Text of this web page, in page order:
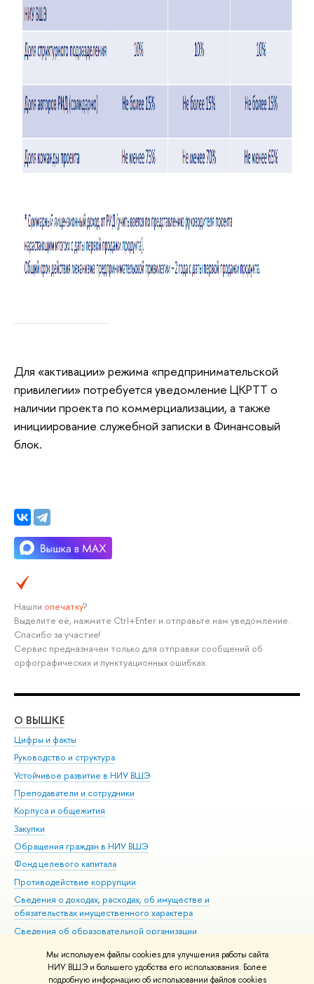
Мы используем файлы cookies для улучшения работы сайта
НИУ ВШЭ и большего удобства его использования. Более
подробную информацию об использовании файлов cookies
Для «активации» режима «предпринимательской
привилегии» потребуется уведомление ЦКРТТ о
наличии проекта по коммерциализации, а также
инициирование служебной записки в Финансовый
блок.
Нашли опечатку?
Выделите её, нажмите Ctrl+Enter и отправьте нам уведомление.
Спасибо за участие!
Сервис предназначен только для отправки сообщений об
орфографических и пунктуационных ошибках.
О ВЫШКЕ
Цифры и факты
Руководство и структура
Устойчивое развитие в НИУ ВШЭ
Преподаватели и сотрудники
Корпуса и общежития
Закупки
Обращения граждан в НИУ ВШЭ
Фонд целевого капитала
Противодействие коррупции
Сведения о доходах, расходах, об имуществе и
обязательствах имущественного характера
Сведения об образовательной организации
Людям с ограниченными возможностями здоровья
Единая платежная страница